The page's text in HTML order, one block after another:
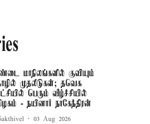
மாநிலங்களில் குவியும்
முதலீடுகள்; தவெக
பெரும் வீழ்ச்சியில்
- நயினார் நாகேந்திரன்
03 Aug 2026